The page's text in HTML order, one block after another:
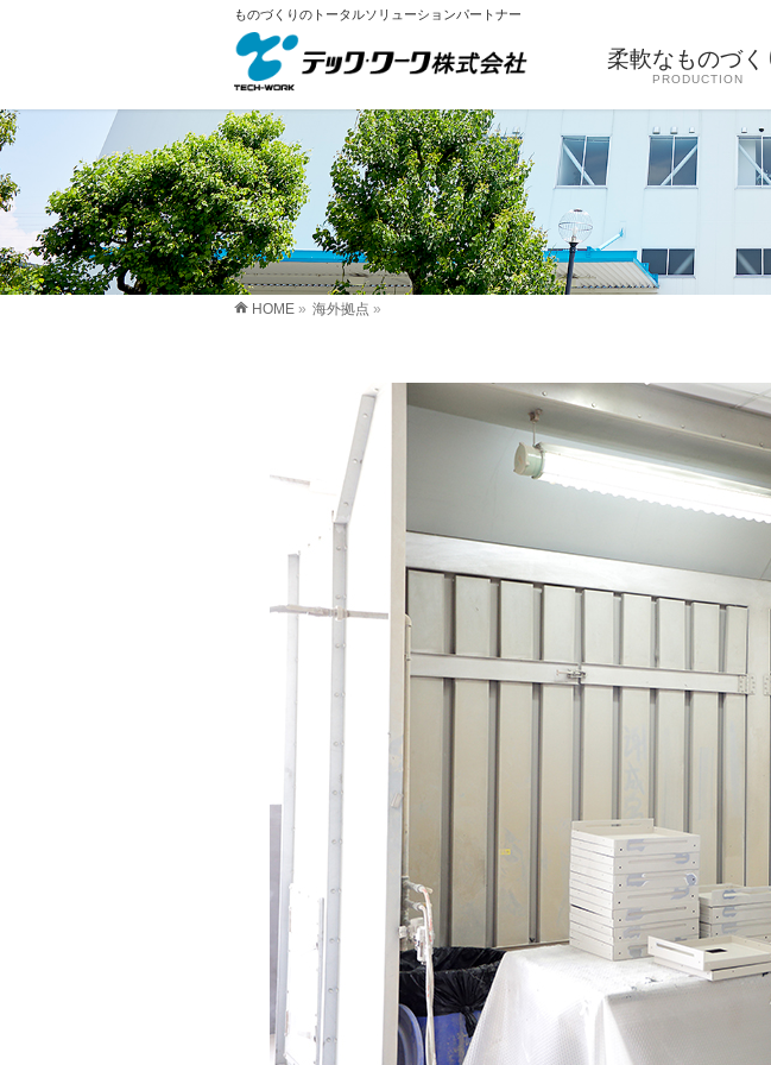
ものづくりのトータルソリューションパートナー
柔軟なものづく
PRODUCTION
HOME » 海外拠点 »